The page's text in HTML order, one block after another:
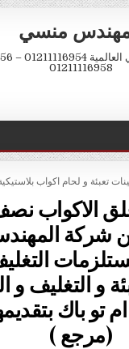
منسي
01211116958
تعبئة و لحام اكواب
الاكواب
شركة
و التغليف و
تو باك
(مرجع )